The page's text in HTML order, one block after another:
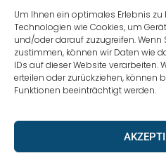
Um Ihnen ein optimales Erlebnis zu
Technologien wie Cookies, um
und/oder darauf zuzugreifen. Wenn
zustimmen, können wir Daten wie
IDs auf dieser Website verarbeiten.
erteilen oder zurückziehen, können
Funktionen beeinträchtigt werden.
0228 / 915 614 81
klaus.buhl@libra-